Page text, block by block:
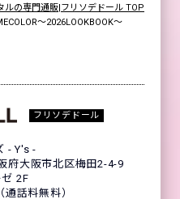
ルの専門通販|フリソデドール TOP
～2026LOOKBOOK～
フリソデドール
- Y's -
府大阪市北区梅田2-4-9
2F
話料無料）